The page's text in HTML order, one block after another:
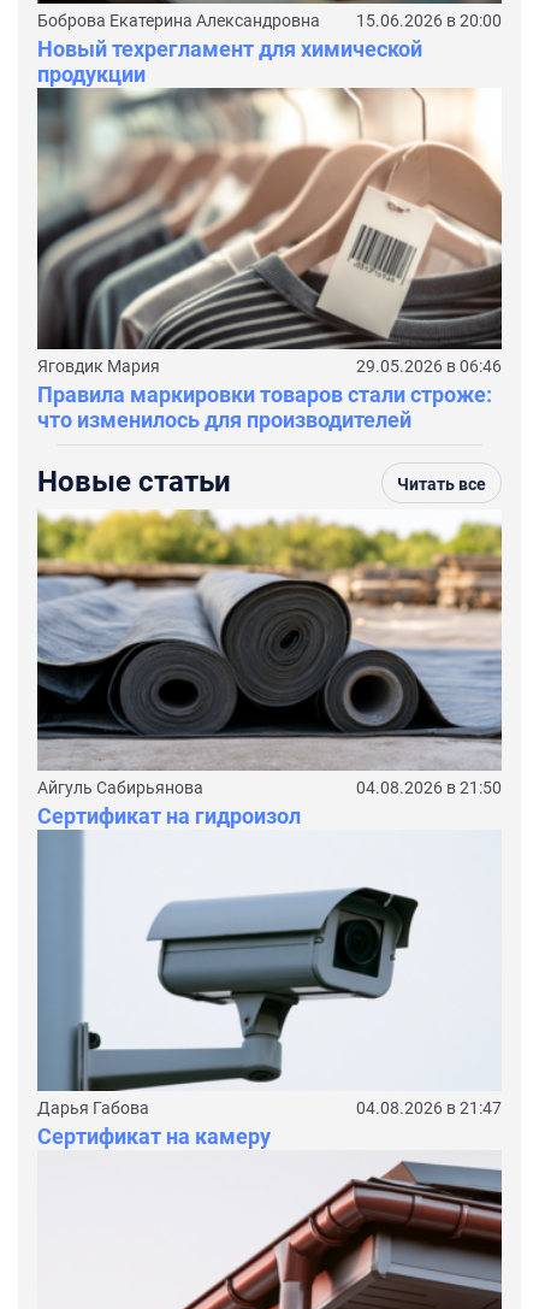
Боброва Екатерина Александровна 15.06.2026 в 20:00
Новый техрегламент для химической
продукции
Яговдик Мария 29.05.2026 в 06:46
Правила маркировки товаров стали строже:
что изменилось для производителей
Новые статьи Читать все
Айгуль Сабирьянова 04.08.2026 в 21:50
Сертификат на гидроизол
Дарья Габова 04.08.2026 в 21:47
Сертификат на камеру